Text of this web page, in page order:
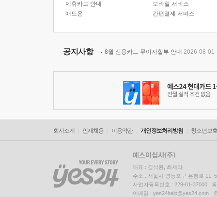
제휴카드 안내
애드온
모바일 서비스
간편결제 서비스
공지사항 8월 신용카드 무이자할부 안내 2026-08-01
회사소개 인재채용 이용약관 개인정보처리방침 청소년보
대표 : 김석환, 최세라
주소 : 서울시 영등포구 은행로 11,
사업자등록번호 : 229-81-37000
이메일 : yes24help@yes24.com